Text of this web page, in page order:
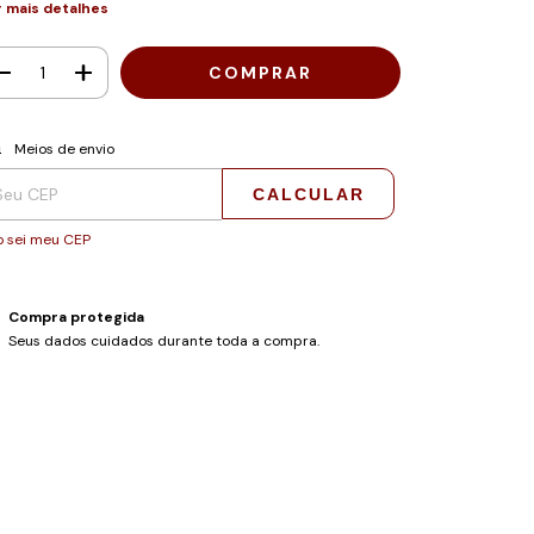
mais detalhes
para o CEP:
Meios de envio
CALCULAR
sei meu CEP
Compra protegida
Seus dados cuidados durante toda a compra.